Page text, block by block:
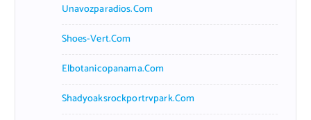
Unavozparadios.com
Shoes-Vert.com
Elbotanicopanama.com
Shadyoaksrockportrvpark.com